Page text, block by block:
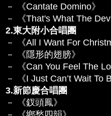
－ 《Cantate Domino》
－ 《That's What The
2.東大附小合唱團
－ 《All I Want For
－ 《隱形的翅膀》
－ 《Can You Feel The
－ 《I Just Can’t Wait To
3.新節慶合唱團
－ 《釵頭鳳》